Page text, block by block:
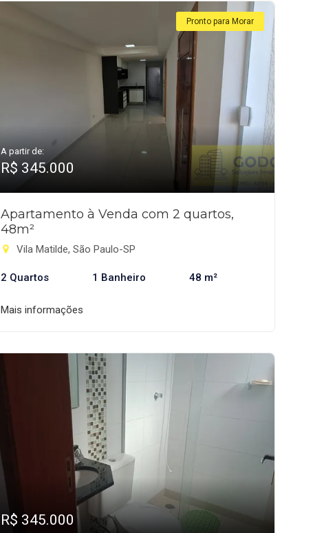
Pronto para Morar
A partir de:
R$ 345.000
Apartamento à Venda com 2 quartos,
48m²
Vila Matilde, São Paulo-SP
2 Quartos 1 Banheiro 48 m²
Mais informações
R$ 345.000